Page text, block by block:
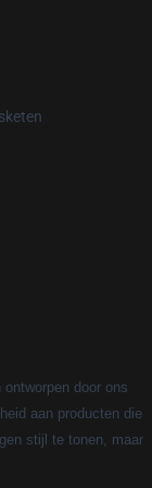
door ons
aan producten die
stijl te tonen, maar